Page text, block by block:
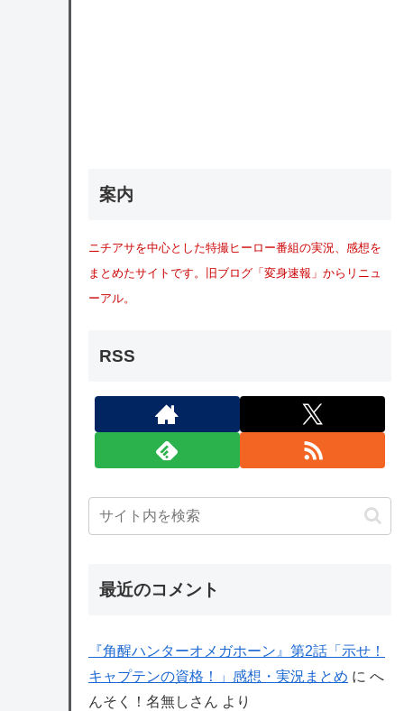
案内
ニチアサを中心とした特撮ヒーロー番組の実況、感想を
まとめたサイトです。旧ブログ「変身速報」からリニュ
ーアル。
RSS
最近のコメント
『角醒ハンターオメガホーン』第2話「示せ！
キャプテンの資格！」感想・実況まとめ に へ
んそく！名無しさん より